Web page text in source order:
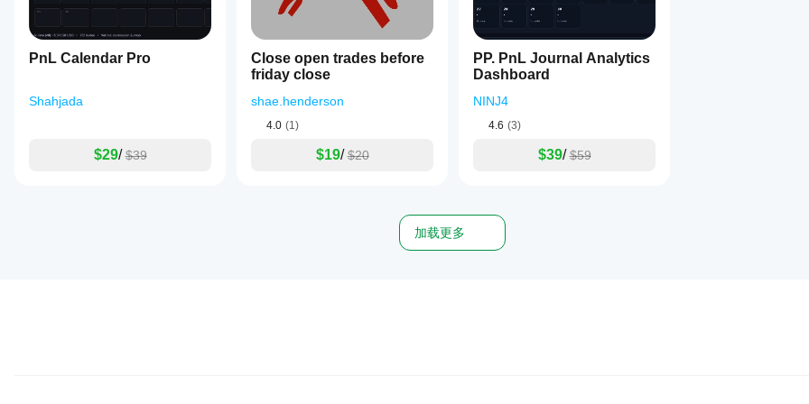
PnL Calendar Pro
Shahjada
$29/ $39
Close open trades before
friday close
shae.henderson
4.0 (1)
$19/ $20
PP. PnL Journal Analytics
Dashboard
NINJ4
4.6 (3)
$39/ $59
加载更多